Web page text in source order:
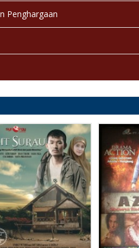
Penghargaan